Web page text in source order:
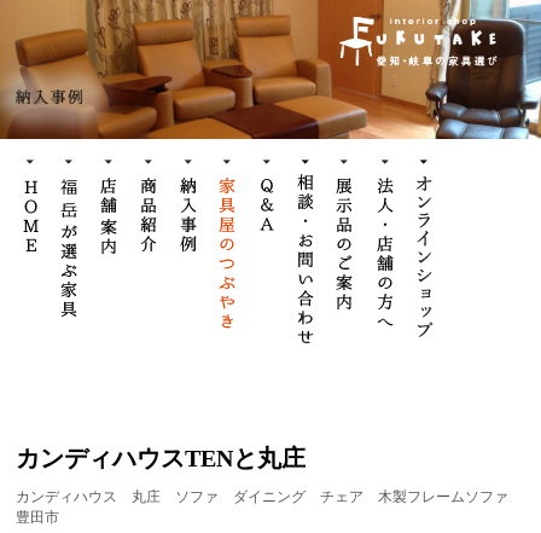
カンディハウスTENと丸庄
カンディハウス 丸庄 ソファ ダイニング チェア
木製フレームソファ
豊田市